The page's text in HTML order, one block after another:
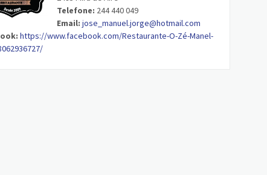
Telefone: 244 440 049
Email: jose_manuel.jorge@hotmail.com
https://www.facebook.com/Restaurante-O-Zé-Manel-